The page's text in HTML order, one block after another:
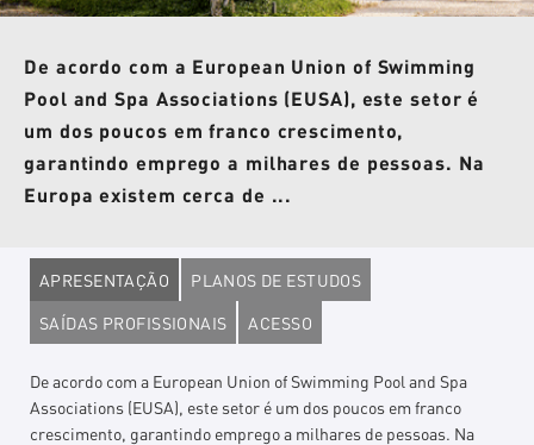
De acordo com a European Union of Swimming
Pool and Spa Associations (EUSA), este setor é
um dos poucos em franco crescimento,
garantindo emprego a milhares de pessoas. Na
Europa existem cerca de ...
APRESENTAÇÃO
PLANOS DE ESTUDOS
SAÍDAS PROFISSIONAIS
ACESSO
De acordo com a European Union of Swimming Pool and Spa
Associations (EUSA), este setor é um dos poucos em franco
crescimento, garantindo emprego a milhares de pessoas. Na